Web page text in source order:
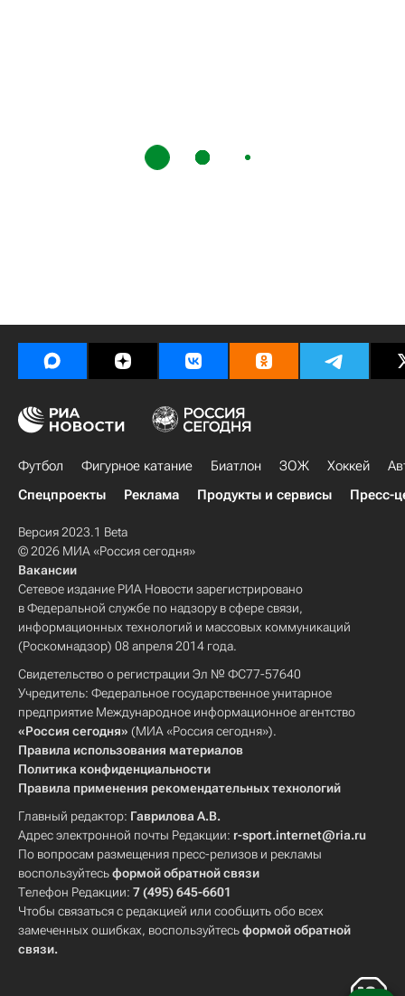
Футбол Фигурное катание Биатлон ЗОЖ Хоккей
Спецпроекты
Реклама Продукты и сервисы Пресс-
Версия 2023.1 Beta
© 2026 МИА «Россия сегодня»
Вакансии
Сетевое издание РИА Новости зарегистрировано
в Федеральной службе по надзору в сфере связи,
информационных технологий и массовых коммуникаций
(Роскомнадзор) 08 апреля 2014 года.
Свидетельство о регистрации Эл № ФС77-57640
Учредитель: Федеральное государственное унитарное
предприятие Международное информационное агентство
«Россия сегодня» (МИА «Россия сегодня»).
Правила использования материалов
Политика конфиденциальности
Правила применения рекомендательных технологий
Главный редактор: Гаврилова А.В.
Адрес электронной почты Редакции: r-sport.internet@ria.ru
По вопросам размещения пресс-релизов и рекламы
воспользуйтесьформой обратной связи
Телефон Редакции: 7 (495) 645-6601
Чтобы связаться с редакцией или сообщить обо всех
замеченных ошибках, воспользуйтесьформой обратной
связи.